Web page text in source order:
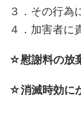
３．その行為
４．加害者に
☆慰謝料の放
☆消滅時効に